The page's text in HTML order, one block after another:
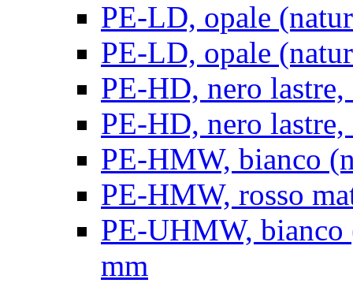
PE-LD, opale
PE-LD, opale
PE-HD, nero lastre,
PE-HD, nero lastre,
PE-HMW, bianco
PE-HMW, rosso
PE-UHMW, bianco
mm